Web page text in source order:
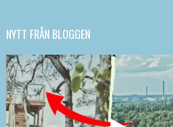
NYTT FRÅN BLOGGEN